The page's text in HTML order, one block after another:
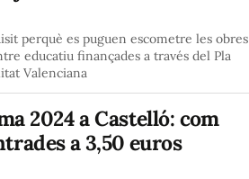
perquè es puguen escometre les obres
educatiu finançades a través del Pla
Valenciana
2024 a Castelló: com
a 3,50 euros